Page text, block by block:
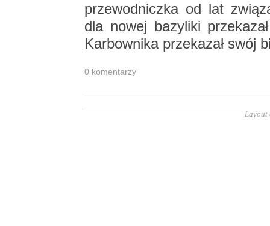
prze­wod­nicz­ka od lat
dla nowej ba­zy­li­ki
Kar­bow­ni­ka prze­ka­zał swój
0 ko­men­ta­rzy
Layout